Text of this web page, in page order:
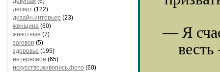
десерт (122)
дизайн.интерьер (23)
женщина (60)
животные (7)
заговор (5)
здоровье (195)
интересное (65)
искусство.живопись.фото (60)
— Я